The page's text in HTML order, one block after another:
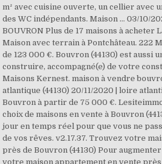
m² avec cuisine ouverte, un cellier avec
des WC indépendants. Maison … 03/10/
BOUVRON Plus de 17 maisons à
Maison avec terrain à Pontchâteau. 222
de 123 000 €. Bouvron (44130) est aussi
construire, accompagné(e) de votre
Maisons Kernest. maison à vendre
atlantique (44130) 20/11/2020 | loire
Bouvron à partir de 75 000 €.
choix de maisons en vente à Bouvron
jour en temps réel pour que vous ne
de vos rêves. v2.17.37. Trouvez votre
près de Bouvron (44130) Pour
votre maison appartement en vente près